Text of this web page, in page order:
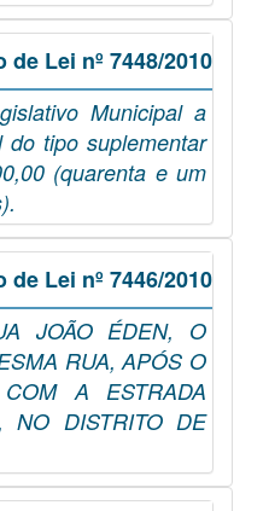
de Lei nº 7448/2010
Municipal a
do tipo suplementar
(quarenta e um
de Lei nº 7446/2010
JOÃO ÉDEN, O
RUA, APÓS O
COM A ESTRADA
NO DISTRITO DE